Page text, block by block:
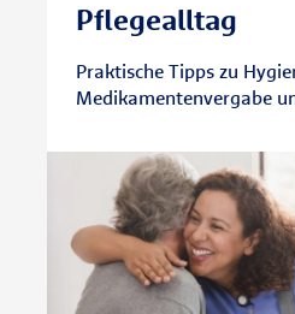
Pflegealltag
Praktische Tipps zu
Medikamentenvergabe